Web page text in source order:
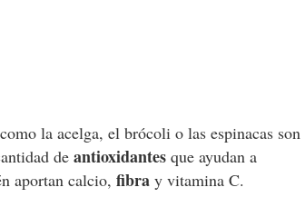
la acelga, el brócoli o las espinacas son
deantioxidantes que ayudan a
aportan calcio, fibra y vitamina C.